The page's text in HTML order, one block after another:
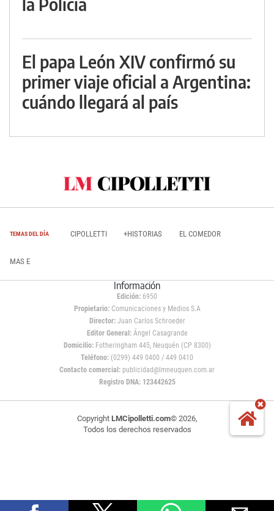
El papa León XIV confirmó su
primer viaje oficial a Argentina:
cuándo llegará al país
TEMAS DEL DÍA CIPOLLETTI +HISTORIAS EL COMEDOR
MAS E
Información
Edición: 6950
Propietario:Comunicaciones y Medios S.A
Director: Juan Carlos Schroeder
Editor General:Ángel Casagrande
Domicilio:Fotheringham 445, Neuquén (CP 8300)
Teléfono: (0299) 449 0400 / 449 0410
Contacto comercial: publicidad@lmneuquen.com.ar
Registro DNA: 123442625
Copyright LMCipolletti.com© 2026,
Todos los derechos reservados